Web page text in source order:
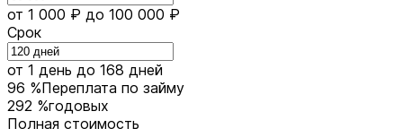
от 1 000 ₽ до 100 000 ₽
Срок
от 1 день до 168 дней
96 %Переплата по займу
292 %годовых
Полная стоимость